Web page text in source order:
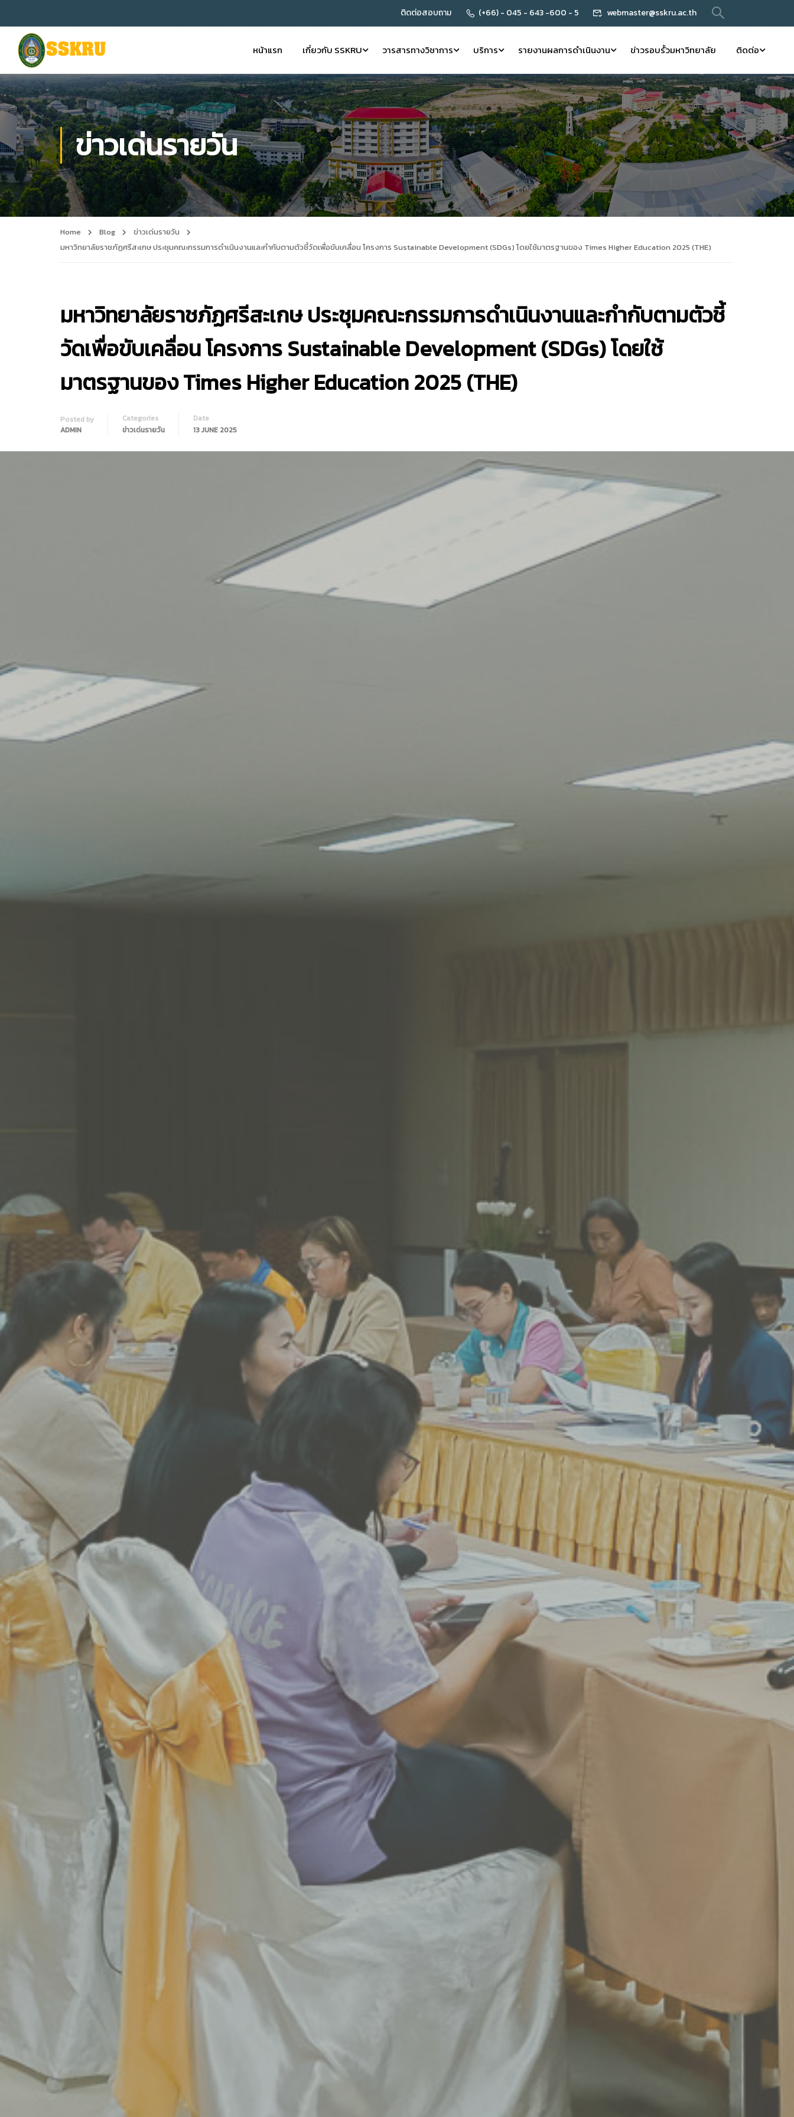
ติดต่อสอบถาม (+66) - 045 - 643 -600 - 5 webmaster@sskru.ac.th
หน้าแรก เกี่ยวกับ SSKRU วารสารทางวิชาการ บริการ รายงานผลการดำเนินงาน ข่าวรอบรั้วมหาวิทยาลัย ติดต่อ
ข่าวเด่นรายวัน
Home Blog
ข่าวเด่นรายวัน
มหาวิทยาลัยราชภัฏศรีสะเกษ ประชุมคณะกรรมการดำเนินงานและกำกับตามตัวชี้วัดเพื่อขับเคลื่อน โครงการ Sustainable Development (SDGs) โดยใช้มาตรฐานของ Times Higher Education 2025 (THE)
มหาวิทยาลัยราชภัฏศรีสะเกษ ประชุมคณะกรรมการดำเนินงานและกำกับตามตัวชี้
วัดเพื่อขับเคลื่อน โครงการ Sustainable Development (SDGs) โดยใช้
มาตรฐานของ Times Higher Education 2025 (THE)
Posted by
ADMIN
Categories
ข่าวเด่นรายวัน
Date
13 JUNE 2025